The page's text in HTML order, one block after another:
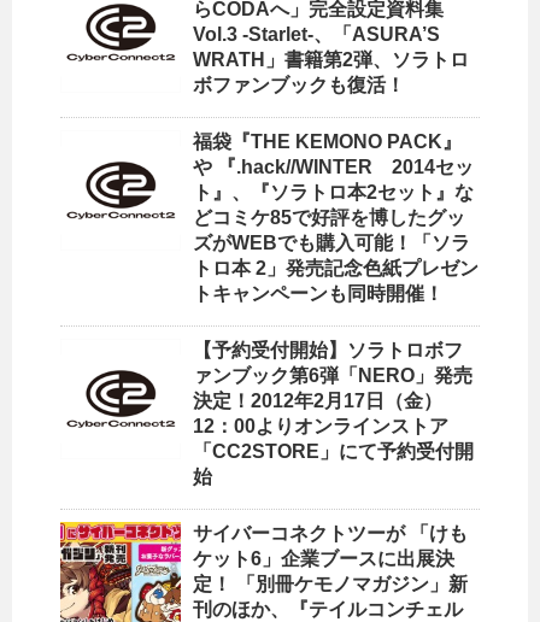
らCODAへ」完全設定資料集
Vol.3 -Starlet-、「ASURA’S
WRATH」書籍第2弾、ソラトロ
ボファンブックも復活！
福袋『THE KEMONO PACK』
や 『.hack//WINTER 2014セッ
ト』、『ソラトロ本2セット』な
どコミケ85で好評を博したグッ
ズがWEBでも購入可能！「ソラ
トロ本 2」発売記念色紙プレゼン
トキャンペーンも同時開催！
【予約受付開始】ソラトロボフ
ァンブック第6弾「NERO」発売
決定！2012年2月17日（金）
12：00よりオンラインストア
「CC2STORE」にて予約受付開
始
サイバーコネクトツーが 「けも
ケット6」企業ブースに出展決
定！ 「別冊ケモノマガジン」新
刊のほか、『テイルコンチェル